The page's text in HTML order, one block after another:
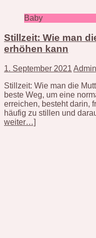
Baby
Stillzeit: Wie man
erhöhen kann
1. September 2021
Stillzeit: Wie man die
beste Weg, um eine
erreichen, besteht darin,
häufig zu stillen und
weiter…]